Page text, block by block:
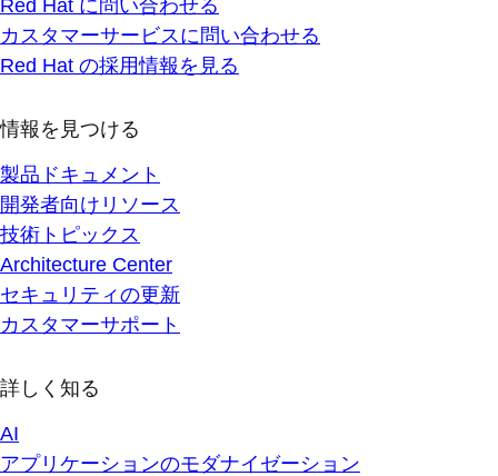
Red Hat に問い合わせる
カスタマーサービスに問い合わせる
Red Hat の採用情報を見る
情報を見つける
製品ドキュメント
開発者向けリソース
技術トピックス
Architecture Center
セキュリティの更新
カスタマーサポート
詳しく知る
AI
アプリケーションのモダナイゼーション